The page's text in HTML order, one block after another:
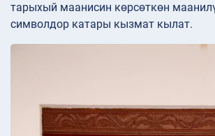
тарыхый маанисин көрсөткөн
символдор катары кызмат кылат.